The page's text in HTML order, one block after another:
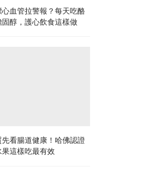
心血管拉警報？每天吃酪
醇，護心飲食這樣做
看腸道健康！哈佛認證
這樣吃最有效